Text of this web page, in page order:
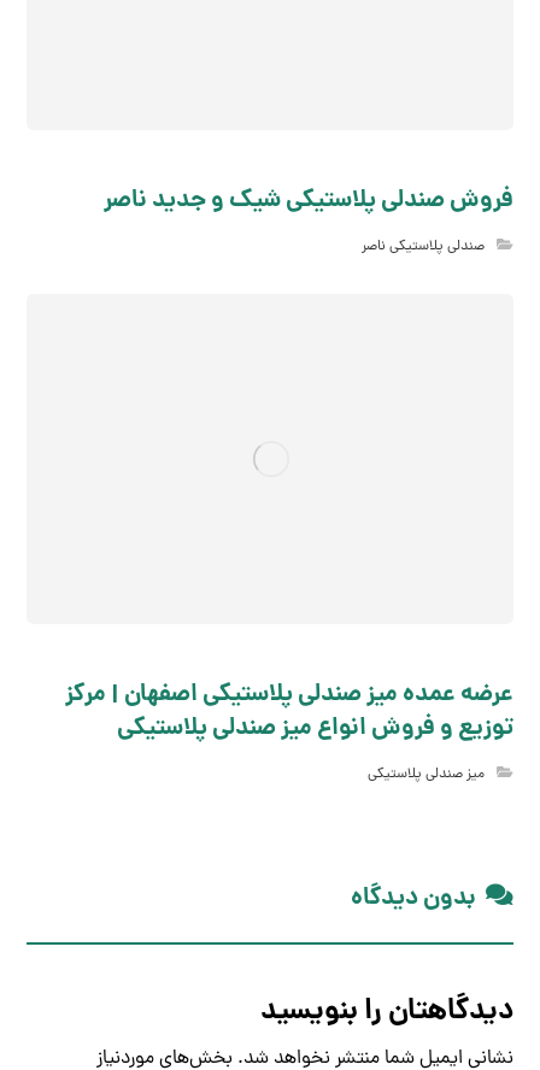
فروش صندلی پلاستیکی شیک و جدید ناصر
صندلی پلاستیکی ناصر
عرضه عمده میز صندلی پلاستیکی اصفهان | مرکز
توزیع و فروش انواع میز صندلی پلاستیکی
میز صندلی پلاستیکی
بدون دیدگاه
دیدگاهتان را بنویسید
نشانی ایمیل شما منتشر نخواهد شد. بخش‌های موردنیاز